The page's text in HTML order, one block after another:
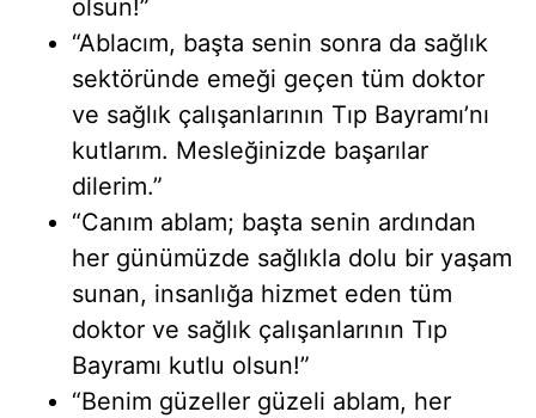
olsun!”
“Ablacım, başta senin sonra da sağlık
sektöründe emeği geçen tüm doktor
ve sağlık çalışanlarının Tıp Bayramı’nı
kutlarım. Mesleğinizde başarılar
dilerim.”
“Canım ablam; başta senin ardından
her günümüzde sağlıkla dolu bir yaşam
sunan, insanlığa hizmet eden tüm
doktor ve sağlık çalışanlarının Tıp
Bayramı kutlu olsun!”
“Benim güzeller güzeli ablam, her